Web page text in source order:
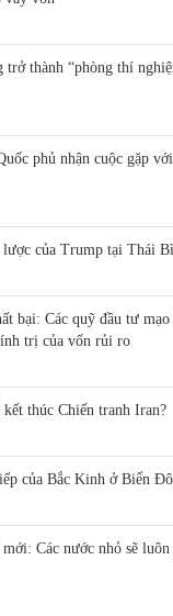
thành “phòng thí
phủ nhận cuộc gặp
của Trump tại Thái
bại: Các quỹ đầu tư
trị của vốn rủi ro
kết thúc Chiến tranh Iran?
của Bắc Kinh ở Biển
Các nước nhỏ sẽ